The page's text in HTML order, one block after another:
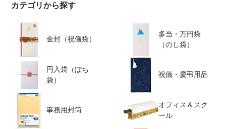
カテゴリから探す
金封（祝儀袋）
多当・万円袋
（のし袋）
円入袋（ぽち
袋）
祝儀・慶弔用品
事務用封筒
オフィス＆スク
ール